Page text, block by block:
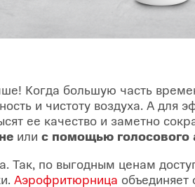
Когда большую часть
и чистоту воздуха. А для
ее качество и заметно
или с помощью голосового
Так, по выгодным ценам
Аэрофритюрница